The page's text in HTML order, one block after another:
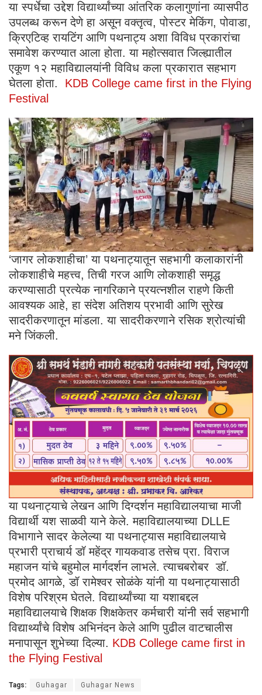
या स्पर्धेचा उद्देश विद्यार्थ्यांच्या आंतरिक कलागुणांना व्यासपीठ
उपलब्ध करून देणे हा असून वक्तृत्व, पोस्टर मेकिंग, पोवाडा,
क्रिएटिव्ह रायटिंग आणि पथनाट्य अशा विविध प्रकारांचा
समावेश करण्यात आला होता. या महोत्सवात जिल्ह्यातील
एकूण १२ महाविद्यालयांनी विविध कला प्रकारात सहभाग
घेतला होता. KDB College came first in the Flying
Festival
‘जागर लोकशाहीचा’ या पथनाट्यातून सहभागी कलाकारांनी
लोकशाहीचे महत्त्व, तिची गरज आणि लोकशाही समृद्ध
करण्यासाठी प्रत्येक नागरिकाने प्रयत्नशील राहणे किती
आवश्यक आहे, हा संदेश अतिशय प्रभावी आणि सुरेख
सादरीकरणातून मांडला. या सादरीकरणाने रसिक श्रोत्यांची
मने जिंकली.
या पथनाट्याचे लेखन आणि दिग्दर्शन महाविद्यालयाचा माजी
विद्यार्थी यश साळवी याने केले. महाविद्यालयाच्या DLLE
विभागाने सादर केलेल्या या पथनाट्यास महाविद्यालयाचे
प्रभारी प्राचार्य डॉ महेंद्र गायकवाड तसेच प्रा. विराज
महाजन यांचे बहुमोल मार्गदर्शन लाभले. त्याचबरोबर डॉ.
प्रमोद आगळे, डॉ रामेश्वर सोळंके यांनी या पथनाट्यासाठी
विशेष परिश्रम घेतले. विद्यार्थ्यांच्या या यशाबद्दल
महाविद्यालयाचे शिक्षक शिक्षकेतर कर्मचारी यांनी सर्व सहभागी
विद्यार्थ्यांचे विशेष अभिनंदन केले आणि पुढील वाटचालीस
मनापासून शुभेच्या दिल्या. KDB College came first in
the Flying Festival
Tags: Guhagar Guhagar News